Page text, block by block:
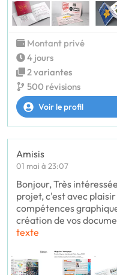
Montant privé
4 jours
2 variantes
500 révisions
Voir le profil
Amisis
01 mai à 23:07
Bonjour, Très
projet, c'est avec
compétences
création de vos
texte